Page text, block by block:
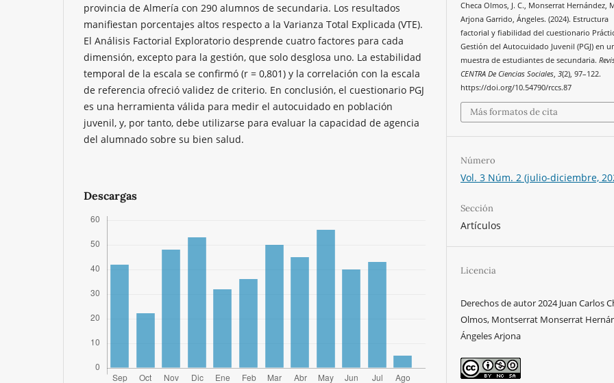
provincia de Almería con 290 alumnos de secundaria. Los resultados
manifiestan porcentajes altos respecto a la Varianza Total Explicada (VTE).
El Análisis Factorial Exploratorio desprende cuatro factores para cada
dimensión, excepto para la gestión, que solo desglosa uno. La estabilidad
temporal de la escala se confirmó (r = 0,801) y la correlación con la escala
de referencia ofreció validez de criterio. En conclusión, el cuestionario PGJ
es una herramienta válida para medir el autocuidado en población
juvenil, y, por tanto, debe utilizarse para evaluar la capacidad de agencia
del alumnado sobre su bien salud.
Descargas
Checa Olmos, J. C., Monserrat Hernández,
Arjona Garrido, Ángeles. (2024). Estructura
factorial y fiabilidad del cuestionario
Gestión del Autocuidado Juvenil (PGJ) en
muestra de estudiantes de secundaria.
CENTRA De Ciencias Sociales,3(2), 97–122.
https://doi.org/10.54790/rccs.87
Más formatos de cita
Número
Vol. 3 Núm. 2 (julio-diciembre,
Sección
Artículos
Licencia
Derechos de autor 2024 Juan Carlos
Olmos, Montserrat Monserrat
Ángeles Arjona